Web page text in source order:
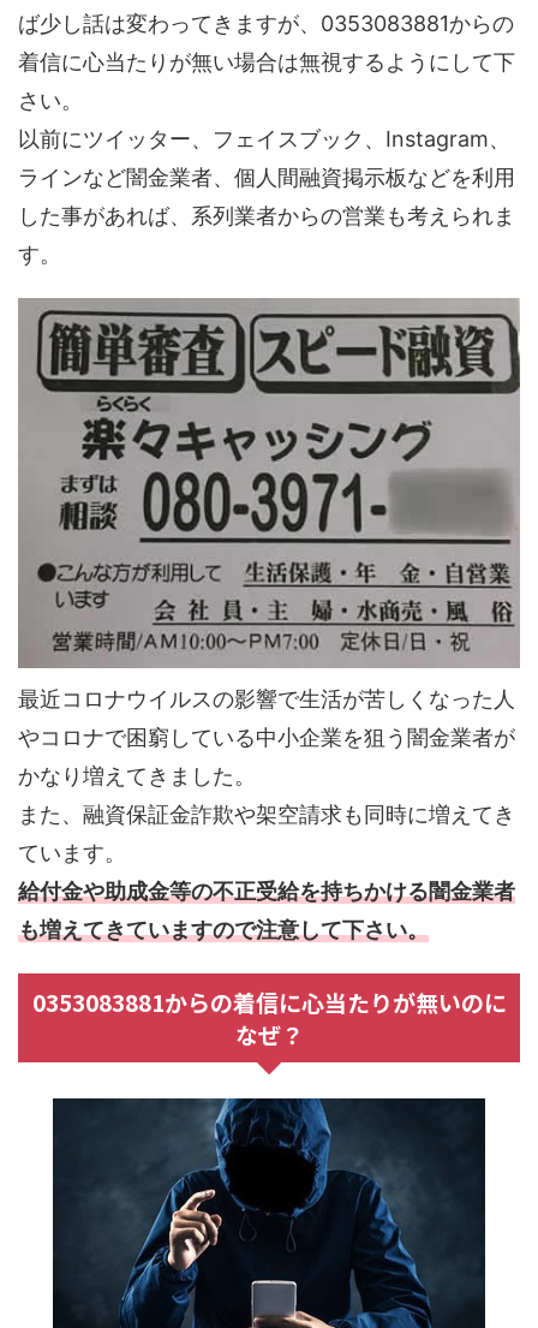
ば少し話は変わってきますが、0353083881からの
着信に心当たりが無い場合は無視するようにして下
さい。
以前にツイッター、フェイスブック、Instagram、
ラインなど闇金業者、個人間融資掲示板などを利用
した事があれば、系列業者からの営業も考えられま
す。
最近コロナウイルスの影響で生活が苦しくなった人
やコロナで困窮している中小企業を狙う闇金業者が
かなり増えてきました。
また、融資保証金詐欺や架空請求も同時に増えてき
ています。
給付金や助成金等の不正受給を持ちかける闇金業者
も増えてきていますので注意して下さい。
0353083881からの着信に心当たりが無いのに
なぜ？